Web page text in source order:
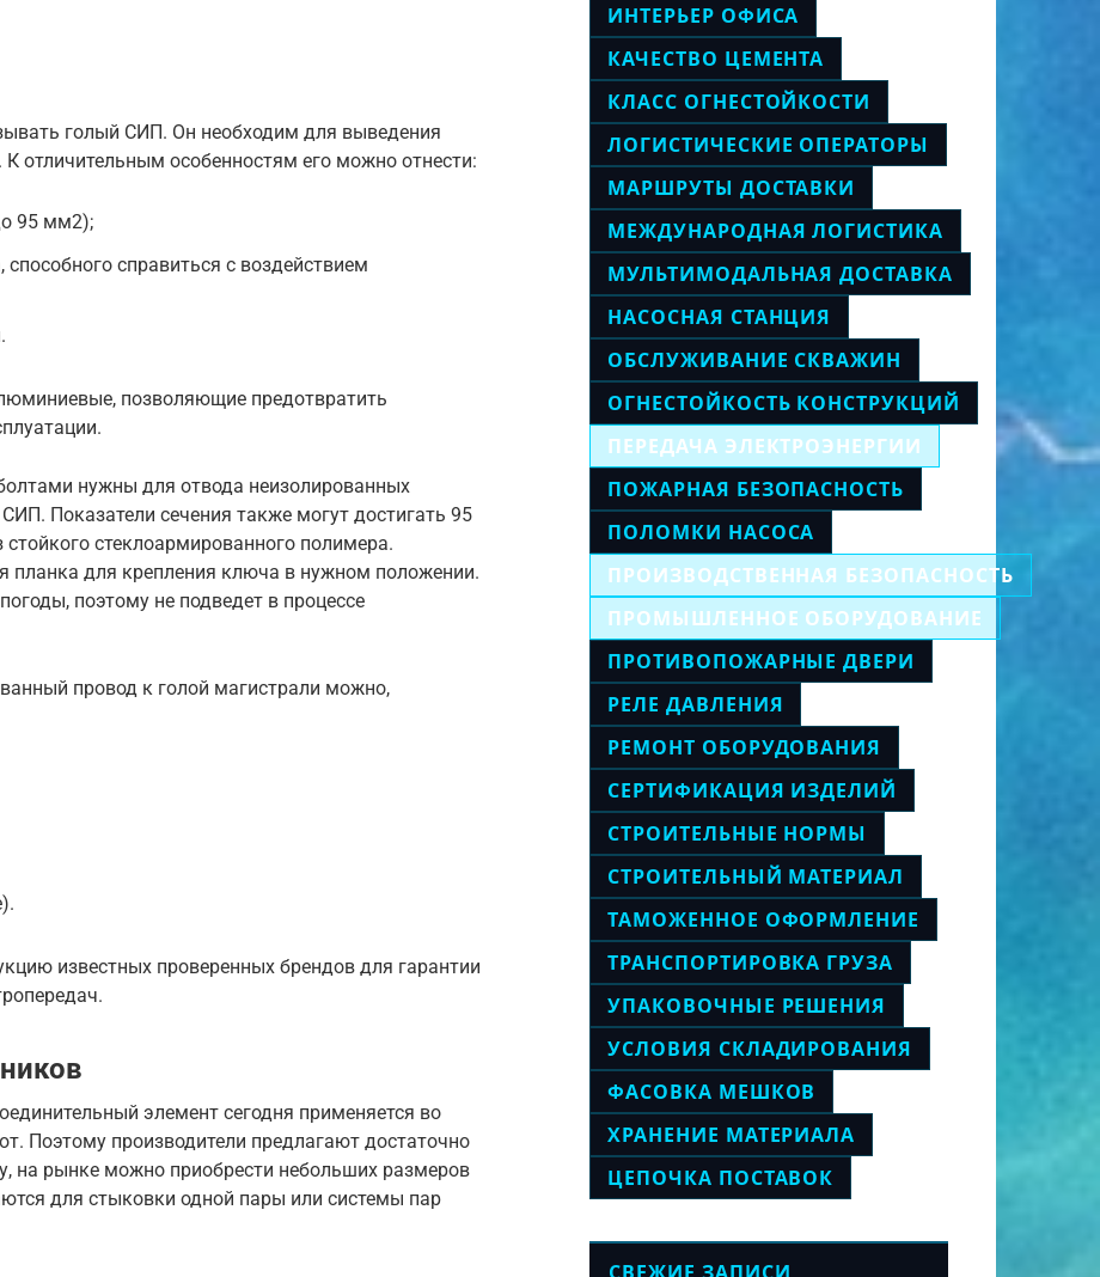
голый СИП. Он необходим для выведения
отличительным особенностям его можно отнести:
95 мм2);
справиться с воздействием
позволяющие предотвратить
нужны для отвода неизолированных
Показатели сечения также могут достигать 95
стеклоармированного полимера.
планка для крепления ключа в нужном положении.
поэтому не подведет в процессе
провод к голой магистрали можно,
известных проверенных брендов для гарантии
элемент сегодня применяется во
Поэтому производители предлагают достаточно
на рынке можно приобрести небольших размеров
для стыковки одной пары или системы пар
ИНТЕРЬЕР ОФИСА
КАЧЕСТВО ЦЕМЕНТА
КЛАСС ОГНЕСТОЙКОСТИ
ЛОГИСТИЧЕСКИЕ ОПЕРАТОРЫ
МАРШРУТЫ ДОСТАВКИ
МЕЖДУНАРОДНАЯ ЛОГИСТИКА
МУЛЬТИМОДАЛЬНАЯ ДОСТАВКА
НАСОСНАЯ СТАНЦИЯ
ОБСЛУЖИВАНИЕ СКВАЖИН
ОГНЕСТОЙКОСТЬ КОНСТРУКЦИЙ
ПЕРЕДАЧА ЭЛЕКТРОЭНЕРГИИ
ПОЖАРНАЯ БЕЗОПАСНОСТЬ
ПОЛОМКИ НАСОСА
ПРОИЗВОДСТВЕННАЯ БЕЗОПАСНОСТЬ
ПРОМЫШЛЕННОЕ ОБОРУДОВАНИЕ
ПРОТИВОПОЖАРНЫЕ ДВЕРИ
РЕЛЕ ДАВЛЕНИЯ
РЕМОНТ ОБОРУДОВАНИЯ
СЕРТИФИКАЦИЯ ИЗДЕЛИЙ
СТРОИТЕЛЬНЫЕ НОРМЫ
СТРОИТЕЛЬНЫЙ МАТЕРИАЛ
ТАМОЖЕННОЕ ОФОРМЛЕНИЕ
ТРАНСПОРТИРОВКА ГРУЗА
УПАКОВОЧНЫЕ РЕШЕНИЯ
УСЛОВИЯ СКЛАДИРОВАНИЯ
ФАСОВКА МЕШКОВ
ХРАНЕНИЕ МАТЕРИАЛА
ЦЕПОЧКА ПОСТАВОК